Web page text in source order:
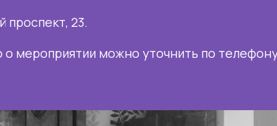
проспект, 23.
мероприятии можно уточнить по